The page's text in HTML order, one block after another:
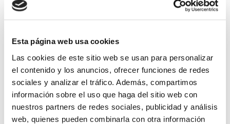
Esta página web usa cookies
Las cookies de este sitio web se usan para personalizar
el contenido y los anuncios, ofrecer funciones de redes
sociales y analizar el tráfico. Además, compartimos
información sobre el uso que haga del sitio web con
nuestros partners de redes sociales, publicidad y análisis
web, quienes pueden combinarla con otra información
estratégica del Gobierno vasco con la
patronal del sector de la sanidad, durante
la presentación del informe anual que
realiza el gabinete d estudios sobre el
gasto sanitario en la CAPV. Muñoz ha
destacado que la CAPV tiene el gasto
público más bajo por habitante en la
Unión Europea tras Grecia y que se sigue